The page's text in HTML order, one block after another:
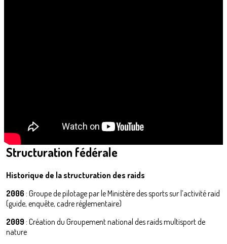
Structuration fédérale
Historique de la structuration des raids
2006 : Groupe de pilotage par le Ministère des sports sur l’activité raid
(guide, enquête, cadre réglementaire)
2009 : Création du Groupement national des raids multisport de
nature